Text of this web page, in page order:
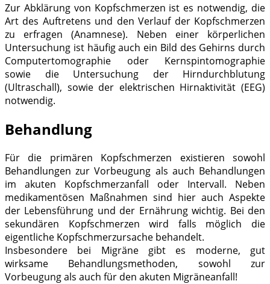
Zur Abklärung von Kopfschmerzen ist es notwendig, die
Art des Auftretens und den Verlauf der Kopfschmerzen
zu erfragen (Anamnese). Neben einer körperlichen
Untersuchung ist häufig auch ein Bild des Gehirns durch
Computertomographie oder Kernspintomographie
sowie die Untersuchung der Hirndurchblutung
(Ultraschall), sowie der elektrischen Hirnaktivität (EEG)
notwendig.
Behandlung
Für die primären Kopfschmerzen existieren sowohl
Behandlungen zur Vorbeugung als auch Behandlungen
im akuten Kopfschmerzanfall oder Intervall. Neben
medikamentösen Maßnahmen sind hier auch Aspekte
der Lebensführung und der Ernährung wichtig. Bei den
sekundären Kopfschmerzen wird falls möglich die
eigentliche Kopfschmerzursache behandelt.
Insbesondere bei Migräne gibt es moderne, gut
wirksame Behandlungsmethoden, sowohl zur
Vorbeugung als auch für den akuten Migräneanfall!